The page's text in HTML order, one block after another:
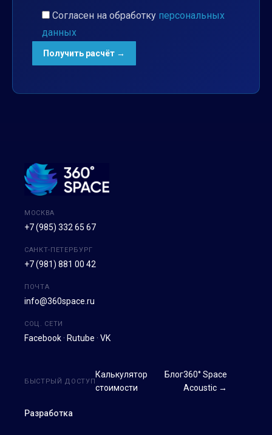
Согласен на обработку персональных
данных
МОСКВА
+7 (985) 332 65 67
САНКТ-ПЕТЕРБУРГ
+7 (981) 881 00 42
ПОЧТА
info@360space.ru
СОЦ. СЕТИ
Facebook · Rutube · VK
Разработка
БЫСТРЫЙ ДОСТУП
Калькулятор
стоимости
Блог360° Space
Acoustic →